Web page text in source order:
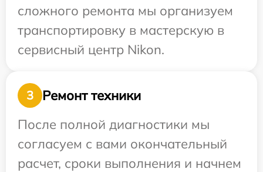
сложного ремонта мы организуем
транспортировку в мастерскую в
сервисный центр Nikon.
3
Ремонт техники
После полной диагностики мы
согласуем с вами окончательный
расчет, сроки выполнения и начнем